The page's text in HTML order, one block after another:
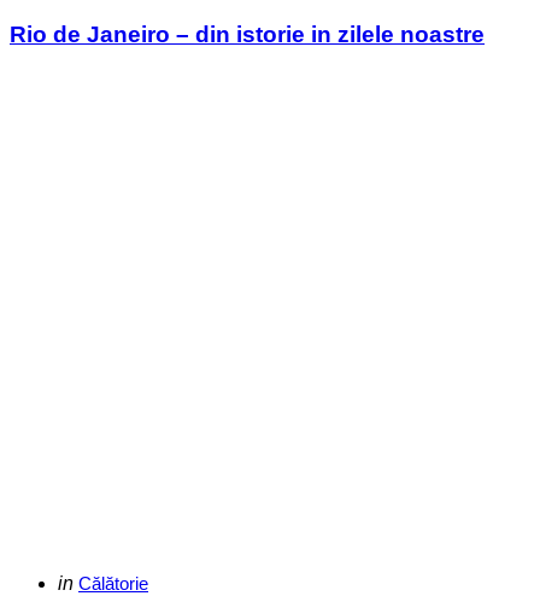
Rio de Janeiro – din istorie in zilele noastre
Categories
Posted
in Călătorie